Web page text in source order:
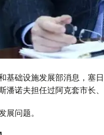
基础设施发展部消息，塞
潘诺夫担任过阿克套市长
展问题。